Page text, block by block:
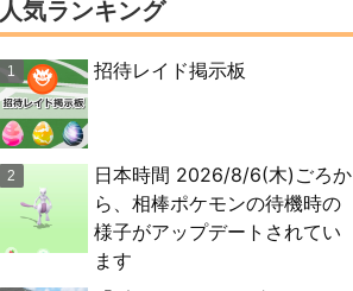
人気ランキング
招待レイド掲示板
日本時間 2026/8/6(木)ごろか
ら、相棒ポケモンの待機時の
様子がアップデートされてい
ます